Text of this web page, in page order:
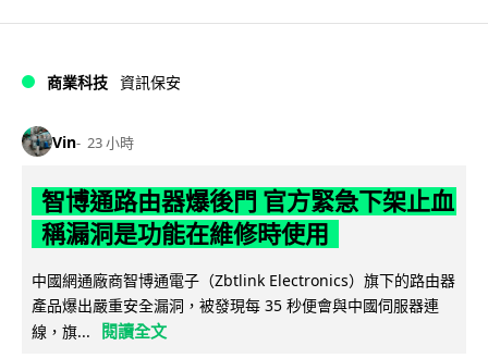
商業科技 資訊保安
Vin 23 小時
智博通路由器爆後門 官方緊急下架止血
稱漏洞是功能在維修時使用
中國網通廠商智博通電子（Zbtlink Electronics）旗下的路由器
產品爆出嚴重安全漏洞，被發現每 35 秒便會與中國伺服器連
線，旗...
閱讀全文